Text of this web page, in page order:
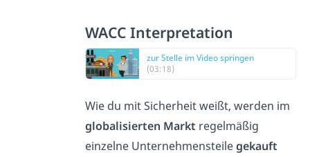
WACC Interpretation
zur Stelle im Video springen
(03:18)
Wie du mit Sicherheit weißt, werden im
globalisierten Markt regelmäßig
einzelne Unternehmensteilegekauft